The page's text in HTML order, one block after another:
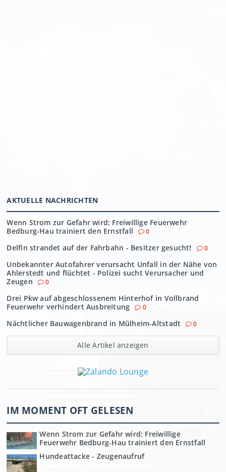
AKTUELLE NACHRICHTEN
Wenn Strom zur Gefahr wird: Freiwillige Feuerwehr
Bedburg-Hau trainiert den Ernstfall
0
Delfin strandet auf der Fahrbahn - Besitzer gesucht! 0
Unbekannter Autofahrer verursacht Unfall in der Nähe von
Ahlerstedt und flüchtet - Polizei sucht Verursacher und
Zeugen
0
Drei Pkw auf abgeschlossenem Hinterhof in Vollbrand
Feuerwehr verhindert Ausbreitung
0
Nächtlicher Bauwagenbrand in Mülheim-Altstadt 0
Alle Artikel anzeigen
IM MOMENT OFT GELESEN
Wenn Strom zur Gefahr wird: Freiwillige
Feuerwehr Bedburg-Hau trainiert den Ernstfall
Hundeattacke - Zeugenaufruf